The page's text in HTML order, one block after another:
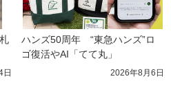
日
ハンズ50周年　“東急ハンズ”ロ
ゴ復活やAI「てて丸」
2026年8月6日